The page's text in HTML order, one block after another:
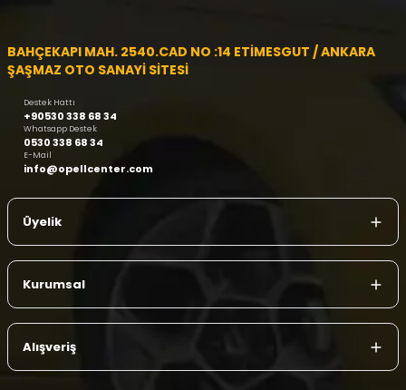
BAHÇEKAPI MAH. 2540.CAD NO :14 ETİMESGUT / ANKARA
ŞAŞMAZ OTO SANAYİ SİTESİ
Destek Hattı
+90530 338 68 34
Whatsapp Destek
0530 338 68 34
E-Mail
info@opellcenter.com
Üyelik
Kurumsal
Alışveriş